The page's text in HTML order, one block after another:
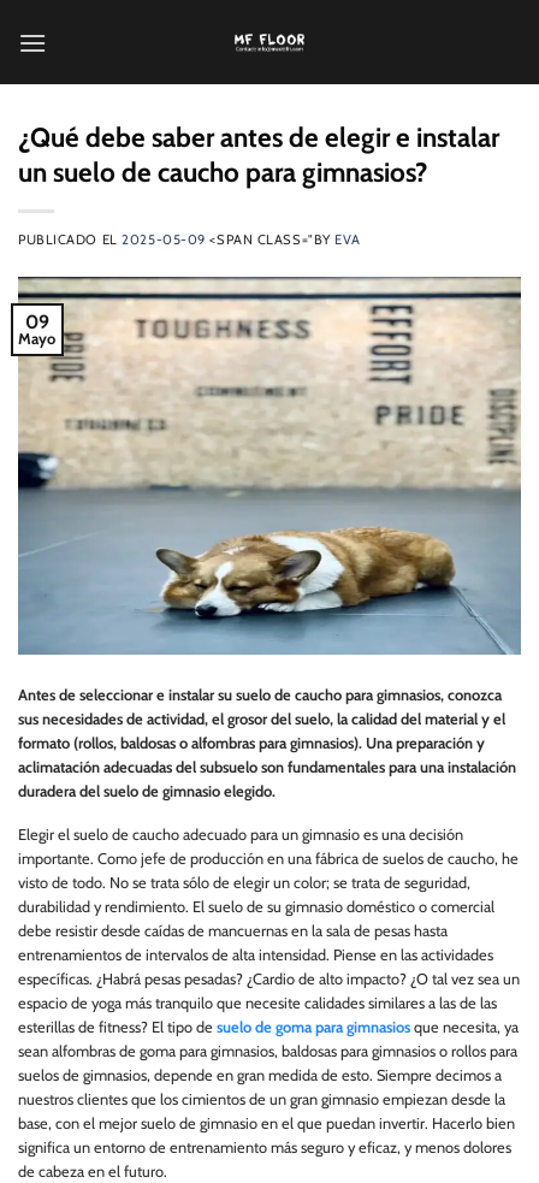
¿Qué debe saber antes de elegir e instalar
un suelo de caucho para gimnasios?
PUBLICADO EL2025-05-09 <SPAN CLASS="BY EVA
09
Mayo
Antes de seleccionar e instalar su suelo de caucho para gimnasios, conozca
sus necesidades de actividad, el grosor del suelo, la calidad del material y el
formato (rollos, baldosas o alfombras para gimnasios). Una preparación y
aclimatación adecuadas del subsuelo son fundamentales para una instalación
duradera del suelo de gimnasio elegido.
Elegir el suelo de caucho adecuado para un gimnasio es una decisión
importante. Como jefe de producción en una fábrica de suelos de caucho, he
visto de todo. No se trata sólo de elegir un color; se trata de seguridad,
durabilidad y rendimiento. El suelo de su gimnasio doméstico o comercial
debe resistir desde caídas de mancuernas en la sala de pesas hasta
entrenamientos de intervalos de alta intensidad. Piense en las actividades
específicas. ¿Habrá pesas pesadas? ¿Cardio de alto impacto? ¿O tal vez sea un
espacio de yoga más tranquilo que necesite calidades similares a las de las
esterillas de fitness? El tipo de suelo de goma para gimnasios que necesita, ya
sean alfombras de goma para gimnasios, baldosas para gimnasios o rollos para
suelos de gimnasios, depende en gran medida de esto. Siempre decimos a
nuestros clientes que los cimientos de un gran gimnasio empiezan desde la
base, con el mejor suelo de gimnasio en el que puedan invertir. Hacerlo bien
significa un entorno de entrenamiento más seguro y eficaz, y menos dolores
de cabeza en el futuro.